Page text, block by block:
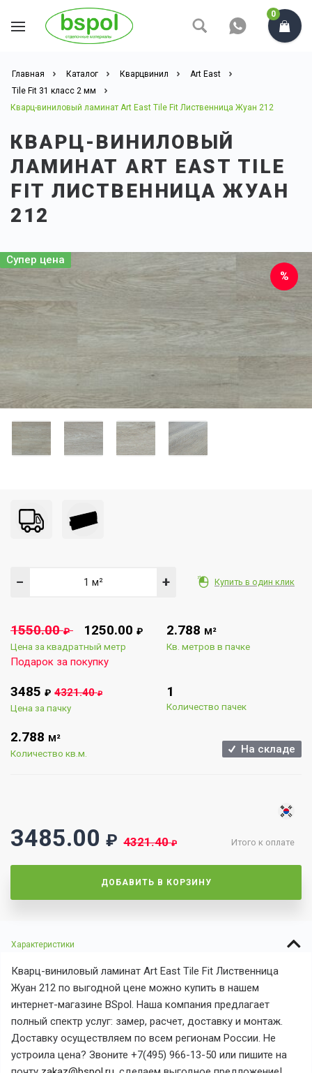
0
Главная Каталог Кварцвинил
Art East
Tile Fit 31 класс 2 мм
Кварц-виниловый ламинат Art East Tile Fit Лиственница Жуан 212
КВАРЦ-ВИНИЛОВЫЙ
ЛАМИНАТ ART EAST TILE
FIT ЛИСТВЕННИЦА ЖУАН
212
Супер цена
Купить в один клик
− +
1550.00 ₽ 1250.00 ₽
Цена за квадратный метр
Подарок за покупку
2.788 М²
Кв. метров в пачке
3485 ₽ 4321.40₽
Цена за пачку
1
Количество пачек
2.788 М²
Количество кв.м. На складе
Итого к оплате
3485.00 ₽ 4321.40₽
ДОБАВИТЬ В КОРЗИНУ
Характеристики
Кварц-виниловый ламинат Art East Tile Fit Лиственница
Жуан 212 по выгодной цене можно купить в нашем
интернет-магазине BSpol. Наша компания предлагает
полный спектр услуг: замер, расчет, доставку и монтаж.
Доставку осуществляем по всем регионам России. Не
устроила цена? Звоните +7(495) 966-13-50 или пишите на